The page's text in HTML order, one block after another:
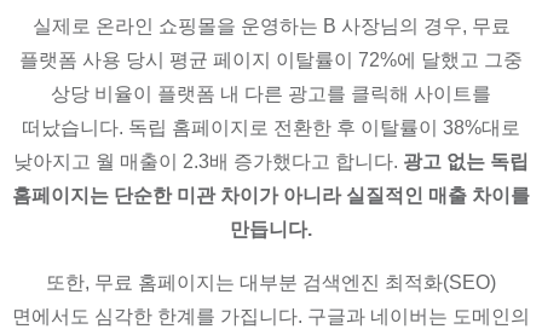
실제로 온라인 쇼핑몰을 운영하는 B 사장님의 경우, 무료
플랫폼 사용 당시 평균 페이지 이탈률이 72%에 달했고 그중
상당 비율이 플랫폼 내 다른 광고를 클릭해 사이트를
떠났습니다. 독립 홈페이지로 전환한 후 이탈률이 38%대로
낮아지고 월 매출이 2.3배 증가했다고 합니다. 광고 없는 독립
홈페이지는 단순한 미관 차이가 아니라 실질적인 매출 차이를
만듭니다.
또한, 무료 홈페이지는 대부분 검색엔진 최적화(SEO)
면에서도 심각한 한계를 가집니다. 구글과 네이버는 도메인의